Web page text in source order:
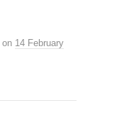
on 14 February